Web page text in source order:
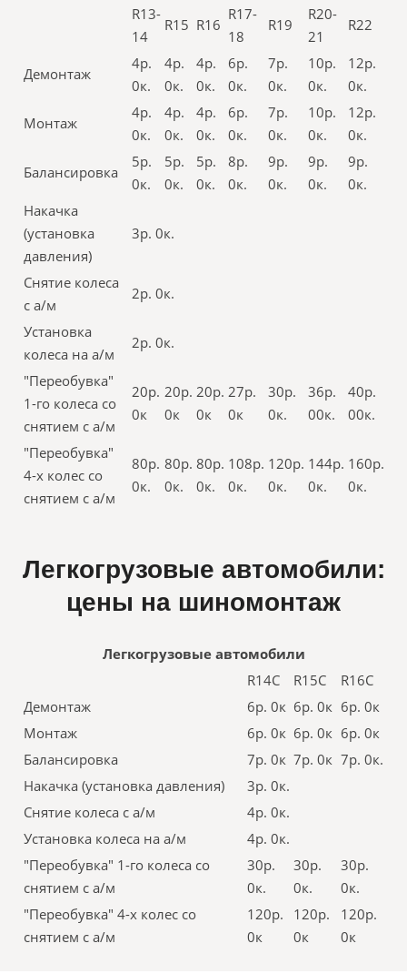
R13-
14
R15 R16
R17-
18
R19
R20-
21
R22
Демонтаж
4р.
0к.
4р.
0к.
4р.
0к.
6р.
0к.
7р.
0к.
10р.
0к.
12р.
0к.
Монтаж
4р.
0к.
4р.
0к.
4р.
0к.
6р.
0к.
7р.
0к.
10р.
0к.
12р.
0к.
Балансировка
5р.
0к.
5р.
0к.
5р.
0к.
8р.
0к.
9р.
0к.
9р.
0к.
9р.
0к.
Накачка
(установка
давления)
3р. 0к.
Снятие колеса
с а/м
2р. 0к.
Установка
колеса на а/м
2р. 0к.
"Переобувка"
1-го колеса со
снятием с а/м
20р.
0к
20р.
0к
20р.
0к
27р.
0к
30р.
0к.
36р.
00к.
40р.
00к.
"Переобувка"
4-х колес со
снятием с а/м
80р.
0к.
80р.
0к.
80р.
0к.
108р.
0к.
120р.
0к.
144р.
0к.
160р.
0к.
Легкогрузовые автомобили:
цены на шиномонтаж
Легкогрузовые автомобили
R14С
R15С
R16C
Демонтаж
6р. 0к 6р. 0к 6р. 0к
Монтаж
6р. 0к 6р. 0к 6р. 0к
Балансировка
7р. 0к 7р. 0к 7р. 0к.
Накачка (установка давления)
3р. 0к.
Снятие колеса с а/м
4р. 0к.
Установка колеса на а/м
4р. 0к.
"Переобувка" 1-го колеса со
снятием с а/м
30р.
0к.
30р.
0к.
30р.
0к.
"Переобувка" 4-х колес со
снятием с а/м
120р.
0к
120р.
0к
120р.
0к